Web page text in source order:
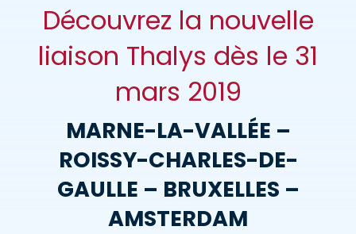
Découvrez la nouvelle
liaison Thalys dès le 31
mars 2019
MARNE-LA-VALLÉE –
ROISSY-CHARLES-DE-
GAULLE – BRUXELLES –
AMSTERDAM